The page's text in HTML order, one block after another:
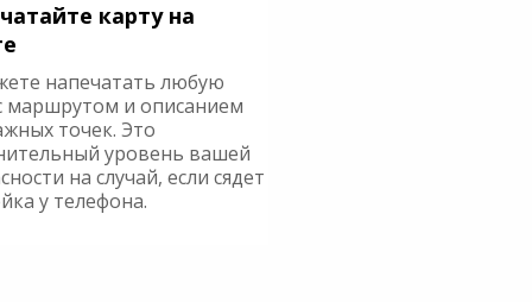
карту на
напечатать любую
маршрутом и описанием
точек. Это
уровень вашей
на случай, если сядет
у телефона.